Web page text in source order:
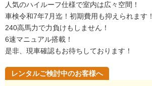
人気のハイルーフ仕様で室内は広々空間！
車検令和7年7月迄！初期費用も抑えられます！
240高馬力で力負けもしません！
6速マニュアル搭載！
是非、現車確認もお待ちしております！
レンタルご検討中のお客様へ